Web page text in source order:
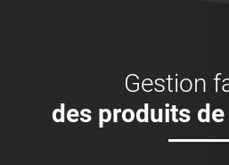
Gestion
des produits